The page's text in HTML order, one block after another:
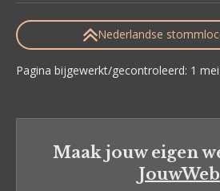
Nederlandse
Pagina bijgewerkt/gecontroleerd: 1
Maak jouw eigen
JouwWeb